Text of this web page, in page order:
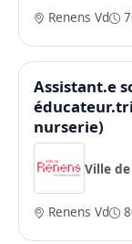
Renens Vd
Assistant.e
nurserie)
Ville
Renens Vd